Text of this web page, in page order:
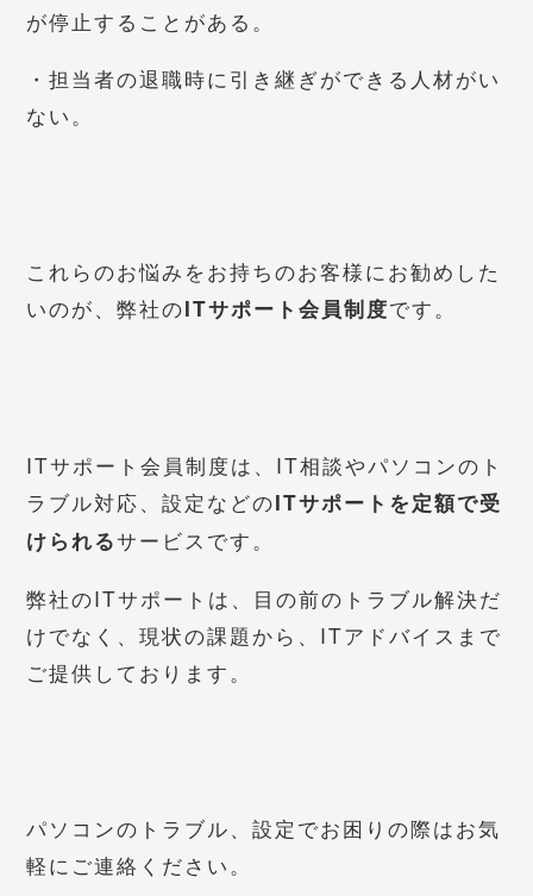
が停止することがある。
・担当者の退職時に引き継ぎができる人材がい
ない。
これらのお悩みをお持ちのお客様にお勧めした
いのが、弊社のITサポート会員制度です。
ITサポート会員制度は、IT相談やパソコンのト
ラブル対応、設定などのITサポートを定額で受
けられるサービスです。
弊社のITサポートは、目の前のトラブル解決だ
けでなく、現状の課題から、ITアドバイスまで
ご提供しております。
パソコンのトラブル、設定でお困りの際はお気
軽にご連絡ください。